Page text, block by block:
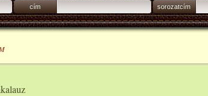
cím sorozatcím